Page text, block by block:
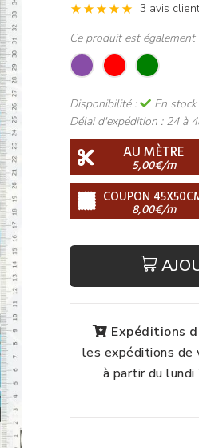
3 avis client
Ce produit est
Disponibilité :
En stock
Délai d'expédition : 24 à
AU MÈTRE
5,00€/m
COUPON
8,00€/m
Expéditions
les expéditions de
à partir du